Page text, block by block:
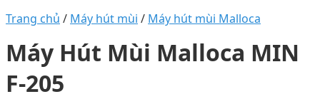
Trang chủ / Máy hút mùi / Máy hút mùi Malloca
Máy Hút Mùi Malloca MIN
F-205